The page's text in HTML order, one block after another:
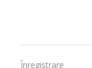
Înregistrare